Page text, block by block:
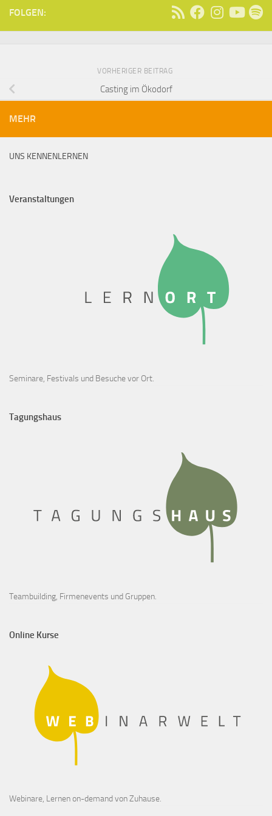
FOLGEN:
VORHERIGER BEITRAG
Casting im Ökodorf
MEHR
UNS KENNENLERNEN
Veranstaltungen
Seminare, Festivals und Besuche vor Ort.
Tagungshaus
Teambuilding, Firmenevents und Gruppen.
Online Kurse
Webinare, Lernen on-demand von Zuhause.